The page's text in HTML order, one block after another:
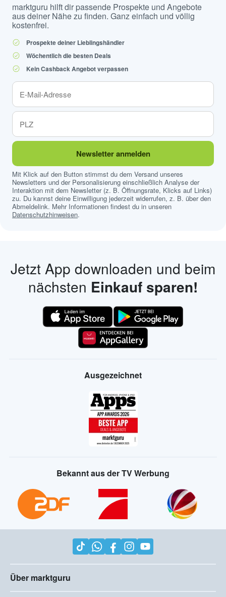
marktguru hilft dir passende Prospekte und Angebote
aus deiner Nähe zu finden. Ganz einfach und völlig
kostenfrei.
Prospekte deiner Lieblingshändler
Wöchentlich die besten Deals
Kein Cashback Angebot verpassen
Newsletter anmelden
Mit Klick auf den Button stimmst du dem Versand unseres
Newsletters und der Personalisierung einschließlich Analyse der
Interaktion mit dem Newsletter (z. B. Öffnungsrate, Klicks auf Links)
zu. Du kannst deine Einwilligung jederzeit widerrufen, z. B. über den
Abmeldelink. Mehr Informationen findest du in unseren
Datenschutzhinweisen.
Jetzt App downloaden und beim
nächsten Einkauf sparen!
Ausgezeichnet
Bekannt aus der TV Werbung
Über marktguru